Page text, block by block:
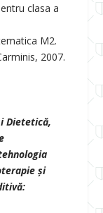
clasa a
M2.
2007.
Dietetică,
și